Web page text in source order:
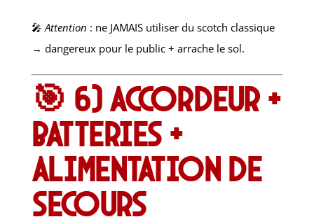
🎤 Attention : ne JAMAIS utiliser du scotch classique
→ dangereux pour le public + arrache le sol.
🎯 6) Accordeur +
batteries +
alimentation de
secours